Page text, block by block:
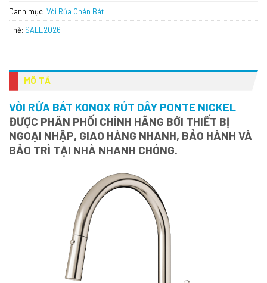
Danh mục: Vòi Rửa Chén Bát
Thẻ: SALE2026
MÔ TẢ
VÒI RỬA BÁT KONOX RÚT DÂY PONTE NICKEL
ĐƯỢC PHÂN PHỐI CHÍNH HÃNG BỚI THIẾT BỊ
NGOẠI NHẬP, GIAO HÀNG NHANH, BẢO HÀNH VÀ
BẢO TRÌ TẠI NHÀ NHANH CHÓNG.